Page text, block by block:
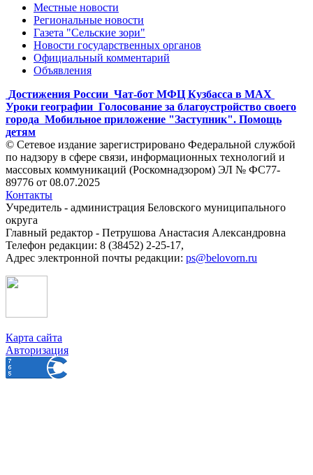
Местные новости
Региональные новости
Газета "Сельские зори"
Новости государственных органов
Официальный комментарий
Объявления
Достижения России Чат-бот МФЦ Кузбасса в MAX
Уроки географии Голосование за благоустройство своего
города Мобильное приложение "Заступник". Помощь
детям
© Сетевое издание зарегистрировано Федеральной службой
по надзору в сфере связи, информационных технологий и
массовых коммуникаций (Роскомнадзором) ЭЛ № ФС77-
89776 от 08.07.2025
Контакты
Учредитель - администрация Беловского муниципального
округа
Главный редактор - Петрушова Анастасия Александровна
Телефон редакции: 8 (38452) 2-25-17,
Адрес электронной почты редакции: ps@belovorn.ru
Карта сайта
Авторизация